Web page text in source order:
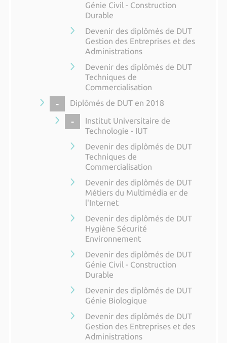
Génie Civil - Construction
Durable
Devenir des diplômés de DUT
Gestion des Entreprises et des
Administrations
Devenir des diplômés de DUT
Techniques de
Commercialisation
COLLAPSE
Diplômés de DUT en 2018
COLLAPSE
Institut Universitaire de
Technologie - IUT
Devenir des diplômés de DUT
Techniques de
Commercialisation
Devenir des diplômés de DUT
Métiers du Multimédia er de
l'Internet
Devenir des diplômés de DUT
Hygiène Sécurité
Environnement
Devenir des diplômés de DUT
Génie Civil - Construction
Durable
Devenir des diplômés de DUT
Génie Biologique
Devenir des diplômés de DUT
Gestion des Entreprises et des
Administrations